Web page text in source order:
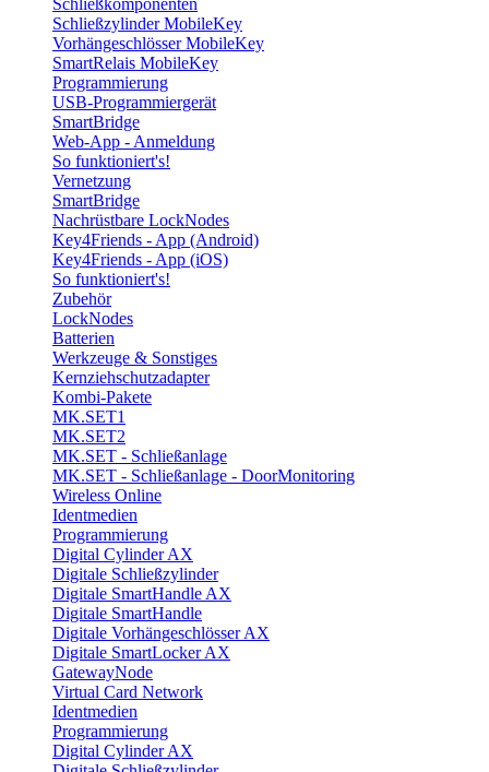
Schließzylinder MobileKey
Vorhängeschlösser MobileKey
SmartRelais MobileKey
Programmierung
USB-Programmiergerät
SmartBridge
Web-App - Anmeldung
So funktioniert's!
Vernetzung
SmartBridge
Nachrüstbare LockNodes
Key4Friends - App (Android)
Key4Friends - App (iOS)
So funktioniert's!
Zubehör
LockNodes
Batterien
Werkzeuge & Sonstiges
Kernziehschutzadapter
Kombi-Pakete
MK.SET1
MK.SET2
MK.SET - Schließanlage
MK.SET - Schließanlage - DoorMonitoring
Wireless Online
Identmedien
Programmierung
Digital Cylinder AX
Digitale Schließzylinder
Digitale SmartHandle AX
Digitale SmartHandle
Digitale Vorhängeschlösser AX
Digitale SmartLocker AX
GatewayNode
Virtual Card Network
Identmedien
Programmierung
Digital Cylinder AX